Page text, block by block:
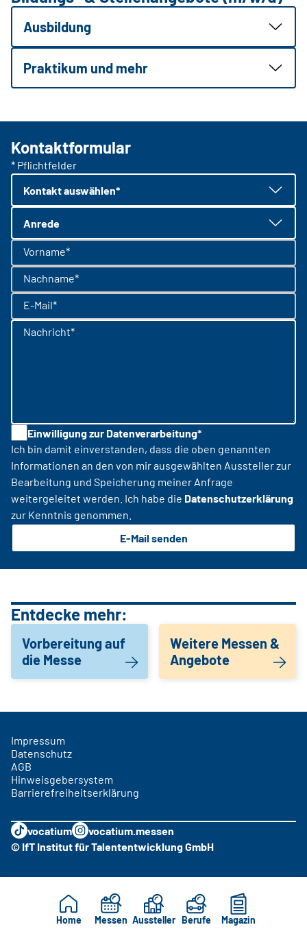
Ausbildung
Praktikum und mehr
Kontaktformular
* Pflichtfelder
Kontakt auswählen*
Anrede
Vorname*
Nachname*
E-Mail*
Nachricht*
Einwilligung zur Datenverarbeitung*
Ich bin damit einverstanden, dass die oben genannten
Informationen an den von mir ausgewählten Aussteller zur
Bearbeitung und Speicherung meiner Anfrage
weitergeleitet werden. Ich habe die Datenschutzerklärung
zur Kenntnis genommen.
E-Mail senden
Entdecke mehr:
Vorbereitung auf
die Messe
Weitere Messen &
Angebote
Home Messen Aussteller Berufe Magazin
Impressum
Datenschutz
AGB
Hinweisgebersystem
Barrierefreiheitserklärung
vocatium
vocatium.messen
© IfT Institut für Talententwicklung GmbH